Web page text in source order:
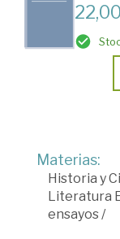
Materias:
Historia y
Literatura
ensayos/